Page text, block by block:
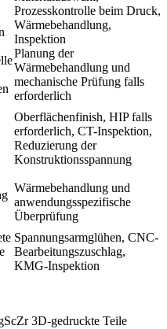
Prozesskontrolle beim Druck,
Wärmebehandlung,
Inspektion
Planung der
Wärmebehandlung und
mechanische Prüfung falls
erforderlich
Oberflächenfinish, HIP falls
erforderlich, CT-Inspektion,
Reduzierung der
Konstruktionsspannung
Wärmebehandlung und
anwendungsspezifische
Überprüfung
Spannungsarmglühen, CNC-
Bearbeitungszuschlag,
KMG-Inspektion
3D-gedruckte Teile